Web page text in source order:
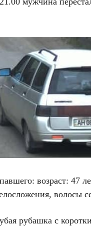
возраст: 47
волосы
рубашка с